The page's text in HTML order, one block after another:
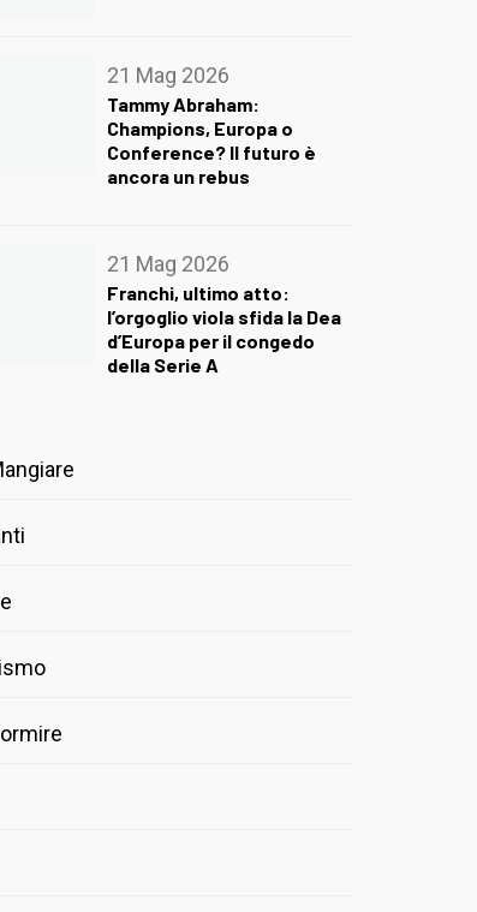
21 Mag 2026
Tammy Abraham:
Champions, Europa o
Conference? Il futuro è
ancora un rebus
21 Mag 2026
Franchi, ultimo atto:
l’orgoglio viola sfida la Dea
d’Europa per il congedo
della Serie A